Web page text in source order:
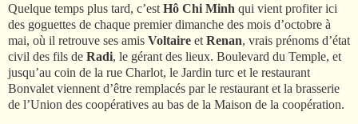
Quelque temps plus tard, c’est Hô Chi Minh qui vient profiter ici
des goguettes de chaque premier dimanche des mois d’octobre à
mai, où il retrouve ses amis Voltaire et Renan, vrais prénoms d’état
civil des fils de Radi, le gérant des lieux. Boulevard du Temple, et
jusqu’au coin de la rue Charlot, le Jardin turc et le restaurant
Bonvalet viennent d’être remplacés par le restaurant et la brasserie
de l’Union des coopératives au bas de la Maison de la coopération.